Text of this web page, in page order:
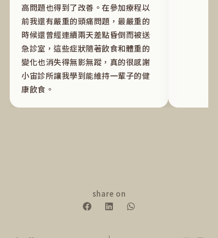
高問題也得到了改善。在參加療程以
前我還有嚴重的頭痛問題，最嚴重的
時候還曾經連續兩天差點昏倒而被送
急診室，這些症狀隨著飲食和體重的
變化也消失得無影無蹤，真的很感謝
小宙診所讓我學到能維持一輩子的健
康飲食。
share on